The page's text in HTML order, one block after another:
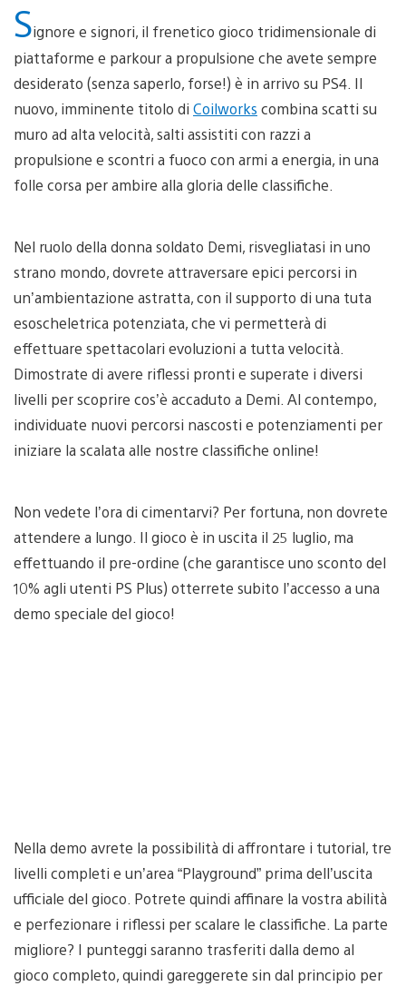
Signore e signori, il frenetico gioco tridimensionale di
piattaforme e parkour a propulsione che avete sempre
desiderato (senza saperlo, forse!) è in arrivo su PS4. Il
nuovo, imminente titolo di Coilworks combina scatti su
muro ad alta velocità, salti assistiti con razzi a
propulsione e scontri a fuoco con armi a energia, in una
folle corsa per ambire alla gloria delle classifiche.
Nel ruolo della donna soldato Demi, risvegliatasi in uno
strano mondo, dovrete attraversare epici percorsi in
un’ambientazione astratta, con il supporto di una tuta
esoscheletrica potenziata, che vi permetterà di
effettuare spettacolari evoluzioni a tutta velocità.
Dimostrate di avere riflessi pronti e superate i diversi
livelli per scoprire cos’è accaduto a Demi. Al contempo,
individuate nuovi percorsi nascosti e potenziamenti per
iniziare la scalata alle nostre classifiche online!
Non vedete l’ora di cimentarvi? Per fortuna, non dovrete
attendere a lungo. Il gioco è in uscita il 25 luglio, ma
effettuando il pre-ordine (che garantisce uno sconto del
10% agli utenti PS Plus) otterrete subito l’accesso a una
demo speciale del gioco!
Nella demo avrete la possibilità di affrontare i tutorial, tre
livelli completi e un’area “Playground” prima dell’uscita
ufficiale del gioco. Potrete quindi affinare la vostra abilità
e perfezionare i riflessi per scalare le classifiche. La parte
migliore? I punteggi saranno trasferiti dalla demo al
gioco completo, quindi gareggerete sin dal principio per